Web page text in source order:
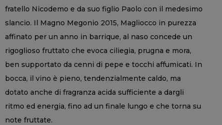
fratello Nicodemo e da suo figlio Paolo con il medesimo
slancio. Il Magno Megonio 2015, Magliocco in purezza
affinato per un anno in barrique, al naso concede un
rigoglioso fruttato che evoca ciliegia, prugna e mora,
ben supportato da cenni di pepe e tocchi affumicati. In
bocca, il vino è pieno, tendenzialmente caldo, ma
dotato anche di fragranza acida sufficiente a dargli
ritmo ed energia, fino ad un finale lungo e che torna su
note fruttate.